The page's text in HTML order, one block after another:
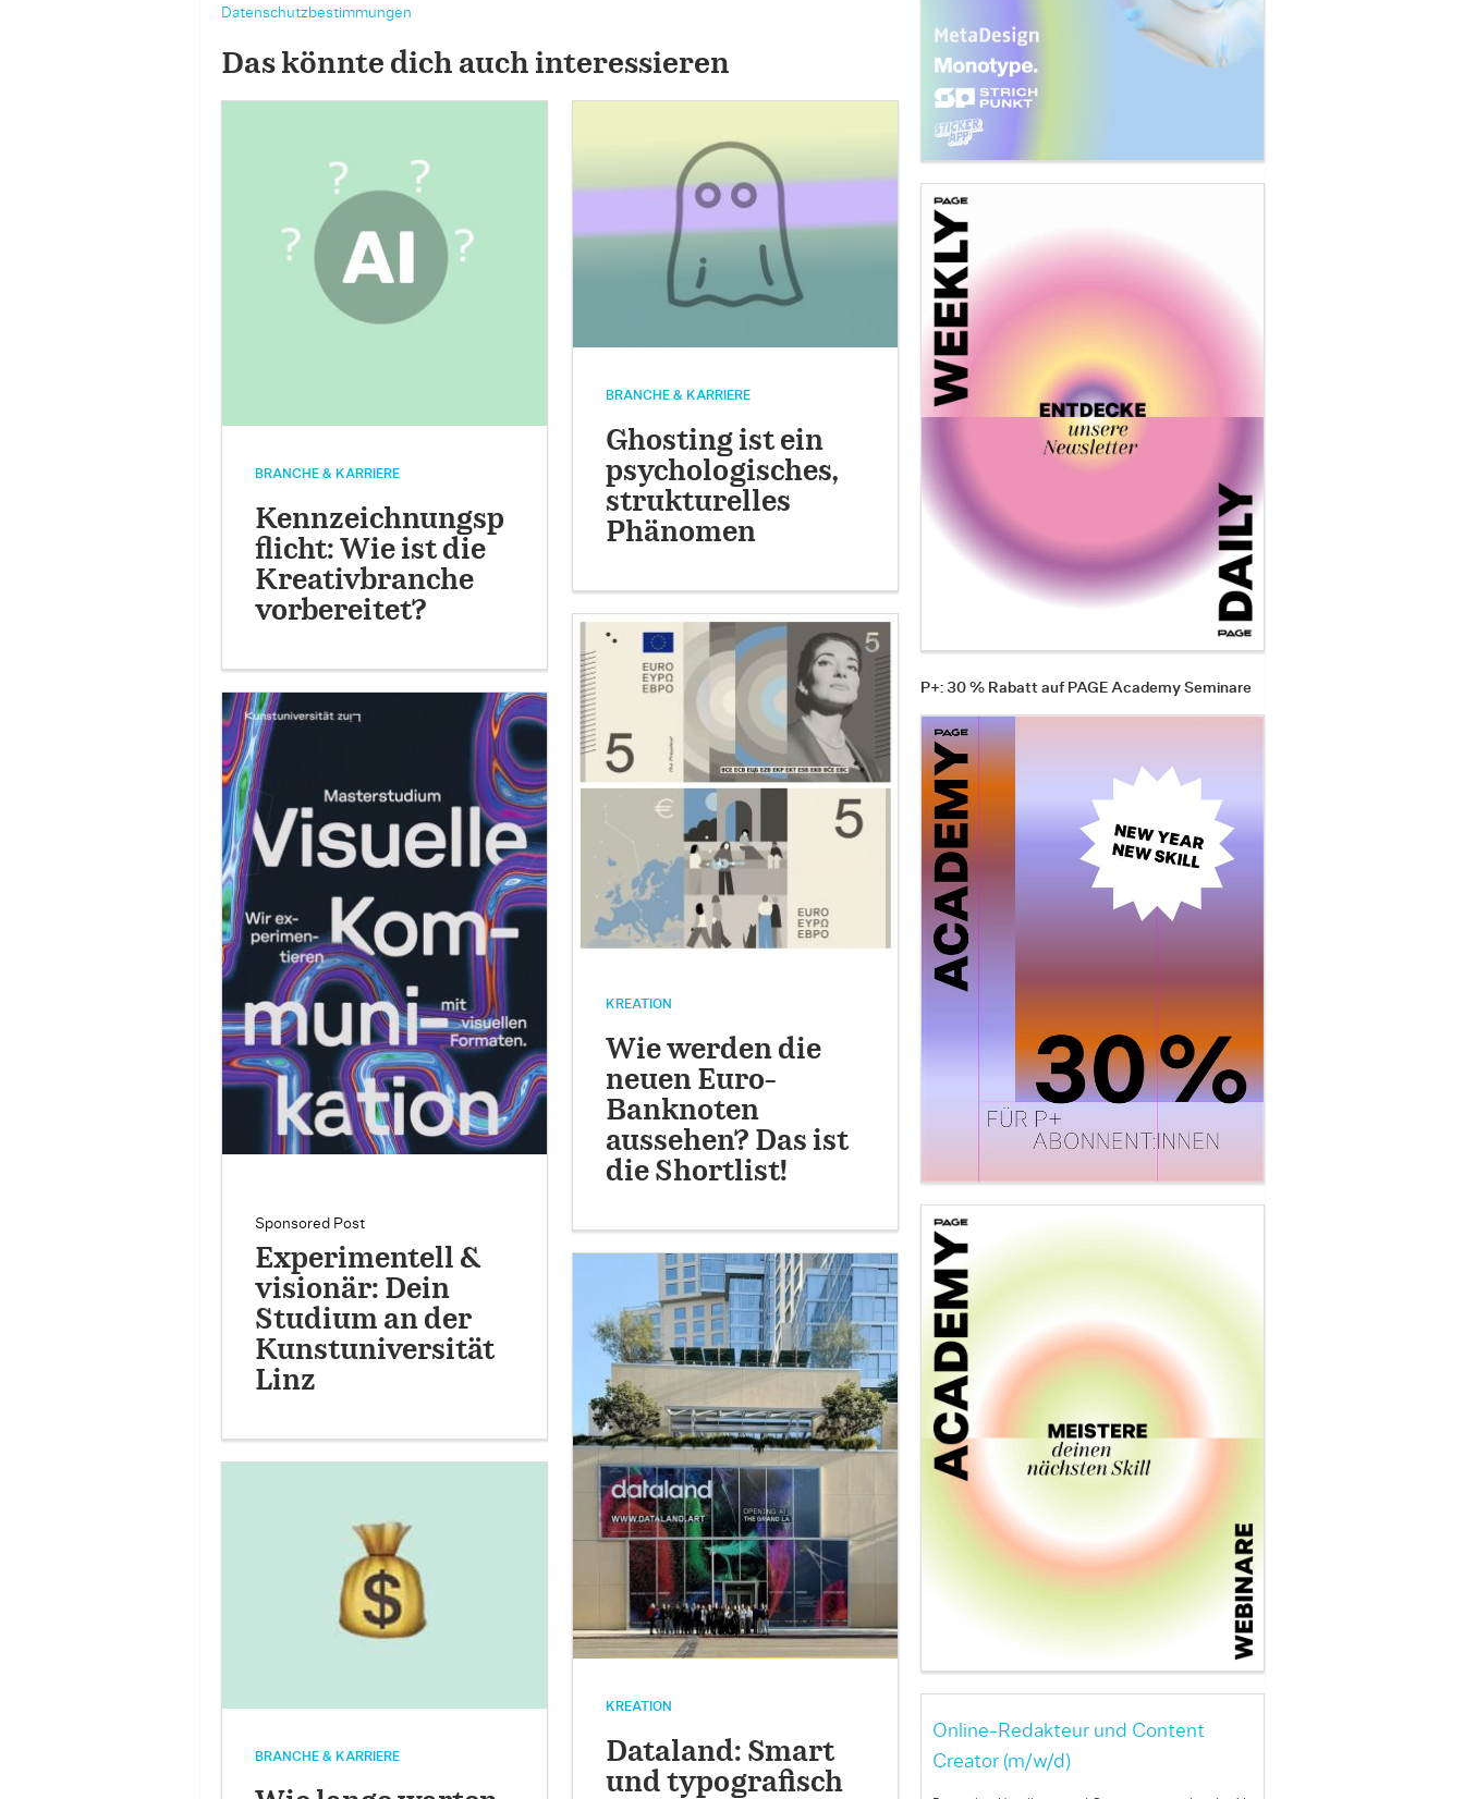
Datenschutzbestimmungen
Das könnte dich auch interessieren
BRANCHE & KARRIERE
Kennzeichnungsp
flicht: Wie ist die
Kreativbranche
vorbereitet?
BRANCHE & KARRIERE
Ghosting ist ein
psychologisches,
strukturelles
Phänomen
Sponsored Post
Experimentell &
visionär: Dein
Studium an der
Kunstuniversität
Linz
KREATION
Wie werden die
neuen Euro-
Banknoten
aussehen? Das ist
die Shortlist!
BRANCHE & KARRIERE
KREATION
Dataland: Smart
und typografisch
P+: 30 % Rabatt auf PAGE Academy Seminare
Online-Redakteur und Content
Creator (m/w/d)